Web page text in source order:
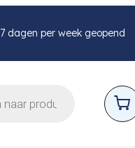
7 dagen per week geopend